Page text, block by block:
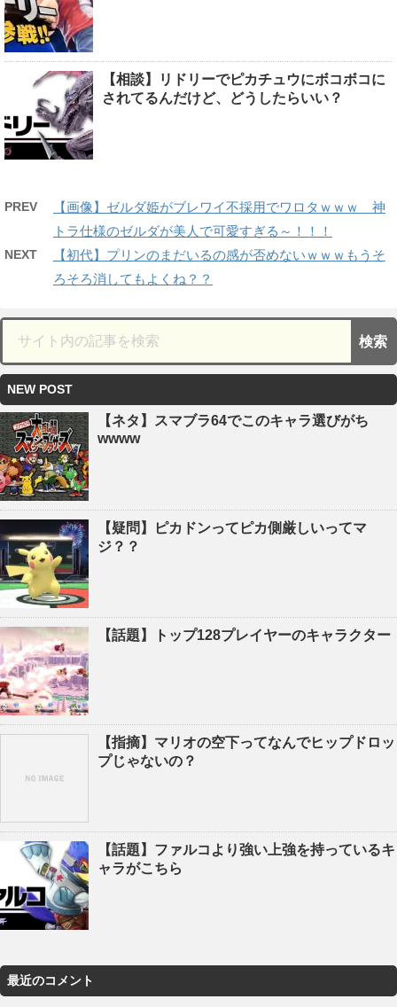
【相談】リドリーでピカチュウにボコボコに
されてるんだけど、どうしたらいい？
PREV
【画像】ゼルダ姫がブレワイ不採用でワロタｗｗｗ 神
トラ仕様のゼルダが美人で可愛すぎる～！！！
NEXT
【初代】プリンのまだいるの感が否めないｗｗｗもうそ
ろそろ消してもよくね？？
NEW POST
【ネタ】スマブラ64でこのキャラ選びがち
wwww
【疑問】ピカドンってピカ側厳しいってマ
ジ？？
【話題】トップ128プレイヤーのキャラクター
【指摘】マリオの空下ってなんでヒップドロッ
プじゃないの？
【話題】ファルコより強い上強を持っているキ
ャラがこちら
最近のコメント